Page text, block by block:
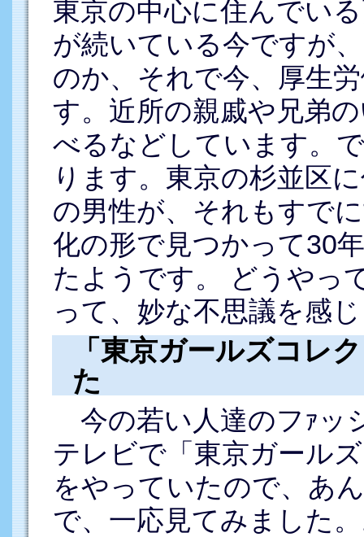
東京の中心に住んでい
が続いている今ですが
のか、それで今、厚生
す。近所の親戚や兄弟
べるなどしています。
ります。東京の杉並区
の男性が、それもすで
化の形で見つかって30
たようです。 どうやっ
って、妙な不思議を感
「東京ガールズコレ
た
今の若い人達のフｧッ
テレビで「東京ガール
をやっていたので、あ
で、一応見てみました